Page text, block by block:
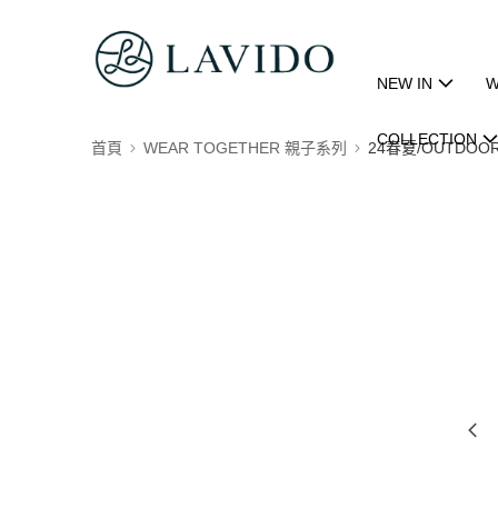
NEW IN
COLLECTION
首頁 WEAR TOGETHER 親子系列 24春夏/